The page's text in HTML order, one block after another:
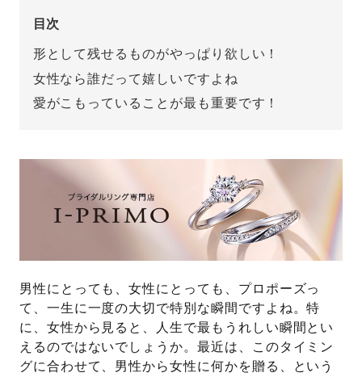
目次
形として残せるものがやっぱり欲しい！
女性なら誰だって嬉しいですよね
愛がこもっていることが最も重要です！
男性にとっても、女性にとっても、プロポーズっ
て、一生に一度の大切で特別な瞬間ですよね。特
に、女性から見ると、人生で最もうれしい瞬間とい
えるのではないでしょうか。最近は、このタイミン
グに合わせて、男性から女性に何かを贈る、という
プロポーズサポート
スペシャルプロポーズイベント
プロポーズアイテム
おすすめの婚約指輪
パーフェクトプロポーズリング ®
プロポーズ知恵袋
婚約指輪選び方ガイド
ダイヤモンドの品質とは？
アイプリモについて
婚約指輪のご購入と
プロポーズのご相談